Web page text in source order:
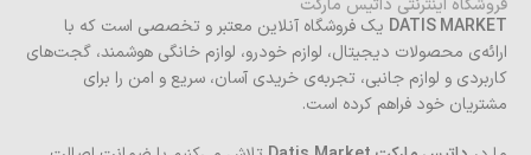
فروشگاه اینترنتی داتیس مارکت
DATIS MARKET یک فروشگاه آنلاین معتبر و تخصصی است که با
ارائه‌ی محصولات دیجیتال، لوازم خودرو، لوازم خانگی هوشمند، گجت‌های
کاربردی و لوازم جانبی، تجربه‌ی خریدی آسان، سریع و امن را برای
مشتریان خود فراهم کرده است.